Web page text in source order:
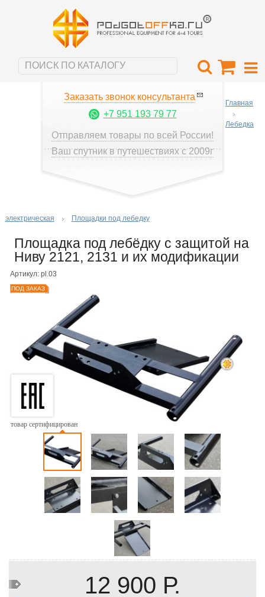
Заказать звонок консультанта
+7 951 193 79 77
Отправляем товары по всей России!
Ваш спутник в путешествиях с 2009г
Главная
Лебедка
электрическая Площадки под лебедку
Площадка под лебёдку с защитой на
Ниву 2121, 2131 и их модификации
Артикул: pl.03
ПОД ЗАКАЗ
товар сертифицирован
12 900 Р.